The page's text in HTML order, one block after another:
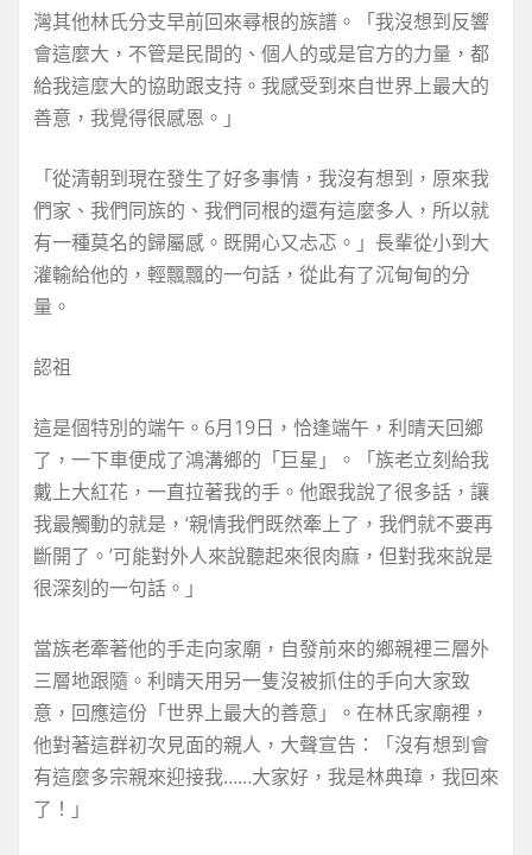
灣其他林氏分支早前回來尋根的族譜。「我沒想到反響
會這麼大，不管是民間的、個人的或是官方的力量，都
給我這麼大的協助跟支持。我感受到來自世界上最大的
善意，我覺得很感恩。」
「從清朝到現在發生了好多事情，我沒有想到，原來我
們家、我們同族的、我們同根的還有這麼多人，所以就
有一種莫名的歸屬感。既開心又忐忑。」長輩從小到大
灌輸給他的，輕飄飄的一句話，從此有了沉甸甸的分
量。
認祖
這是個特別的端午。6月19日，恰逢端午，利晴天回鄉
了，一下車便成了鴻溝鄉的「巨星」。「族老立刻給我
戴上大紅花，一直拉著我的手。他跟我說了很多話，讓
我最觸動的就是，‘親情我們既然牽上了，我們就不要再
斷開了。’可能對外人來說聽起來很肉麻，但對我來說是
很深刻的一句話。」
當族老牽著他的手走向家廟，自發前來的鄉親裡三層外
三層地跟隨。利晴天用另一隻沒被抓住的手向大家致
意，回應這份「世界上最大的善意」。在林氏家廟裡，
他對著這群初次見面的親人，大聲宣告：「沒有想到會
有這麼多宗親來迎接我……大家好，我是林典璋，我回來
了！」